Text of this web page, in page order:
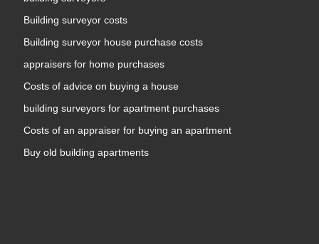
Building surveyor costs
Building surveyor house purchase costs
appraisers for home purchases
Costs of advice on buying a house
building surveyors for apartment purchases
Costs of an appraiser for buying an apartment
Buy old building apartments